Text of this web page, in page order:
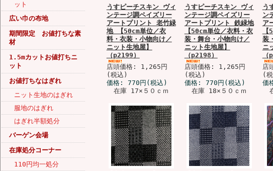
ット
広い巾の布地
期間限定 お値打ちな素
材
1.5mカットお値打ちニ
ット
お値打ちなはぎれ
ニット生地のはぎれ
服地のはぎれ
はぎれ半額処分
バーゲン会場
在庫処分コーナー
110円均一処分
うすピーチスキン ヴィ
ンテージ調ペイズリー
アートプリント 老竹緑
地 【50cm単位／衣
料・衣装・小物向け／
ニット生地屋】
（p2199）
店頭価格: 1,265円
(税込)
価格: 770円 (税込)
在庫 17×５０ｃｍ
うすピーチスキン ヴィ
ンテージ調ペイズリー
アートプリント 鉄緑地
【50cm単位／衣料・衣
装・舞台・小物向け／
ニット生地屋】
（p2198）
店頭価格: 1,265円
(税込)
価格: 770円 (税込)
在庫 18×５０ｃｍ
う
ン
ア
装
ニ
（
店
(
価